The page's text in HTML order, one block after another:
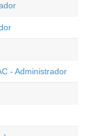
- Administrador